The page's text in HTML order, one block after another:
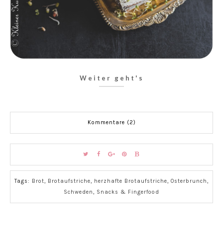
Weiter geht's
Kommentare (2)
Tags: Brot, Brotaufstriche, herzhafte Brotaufstriche, Osterbrunch,
Schweden, Snacks & Fingerfood